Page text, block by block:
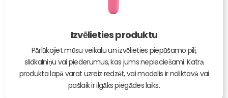
Izvēlieties produktu
Pārlūkojiet mūsu veikalu un izvēlieties piepūšamo pili,
slidkalniņu vai piederumus, kas jums nepieciešami. Katrā
produkta lapā varat uzreiz redzēt, vai modelis ir noliktavā vai
pašlaik ir ilgāks piegādes laiks.